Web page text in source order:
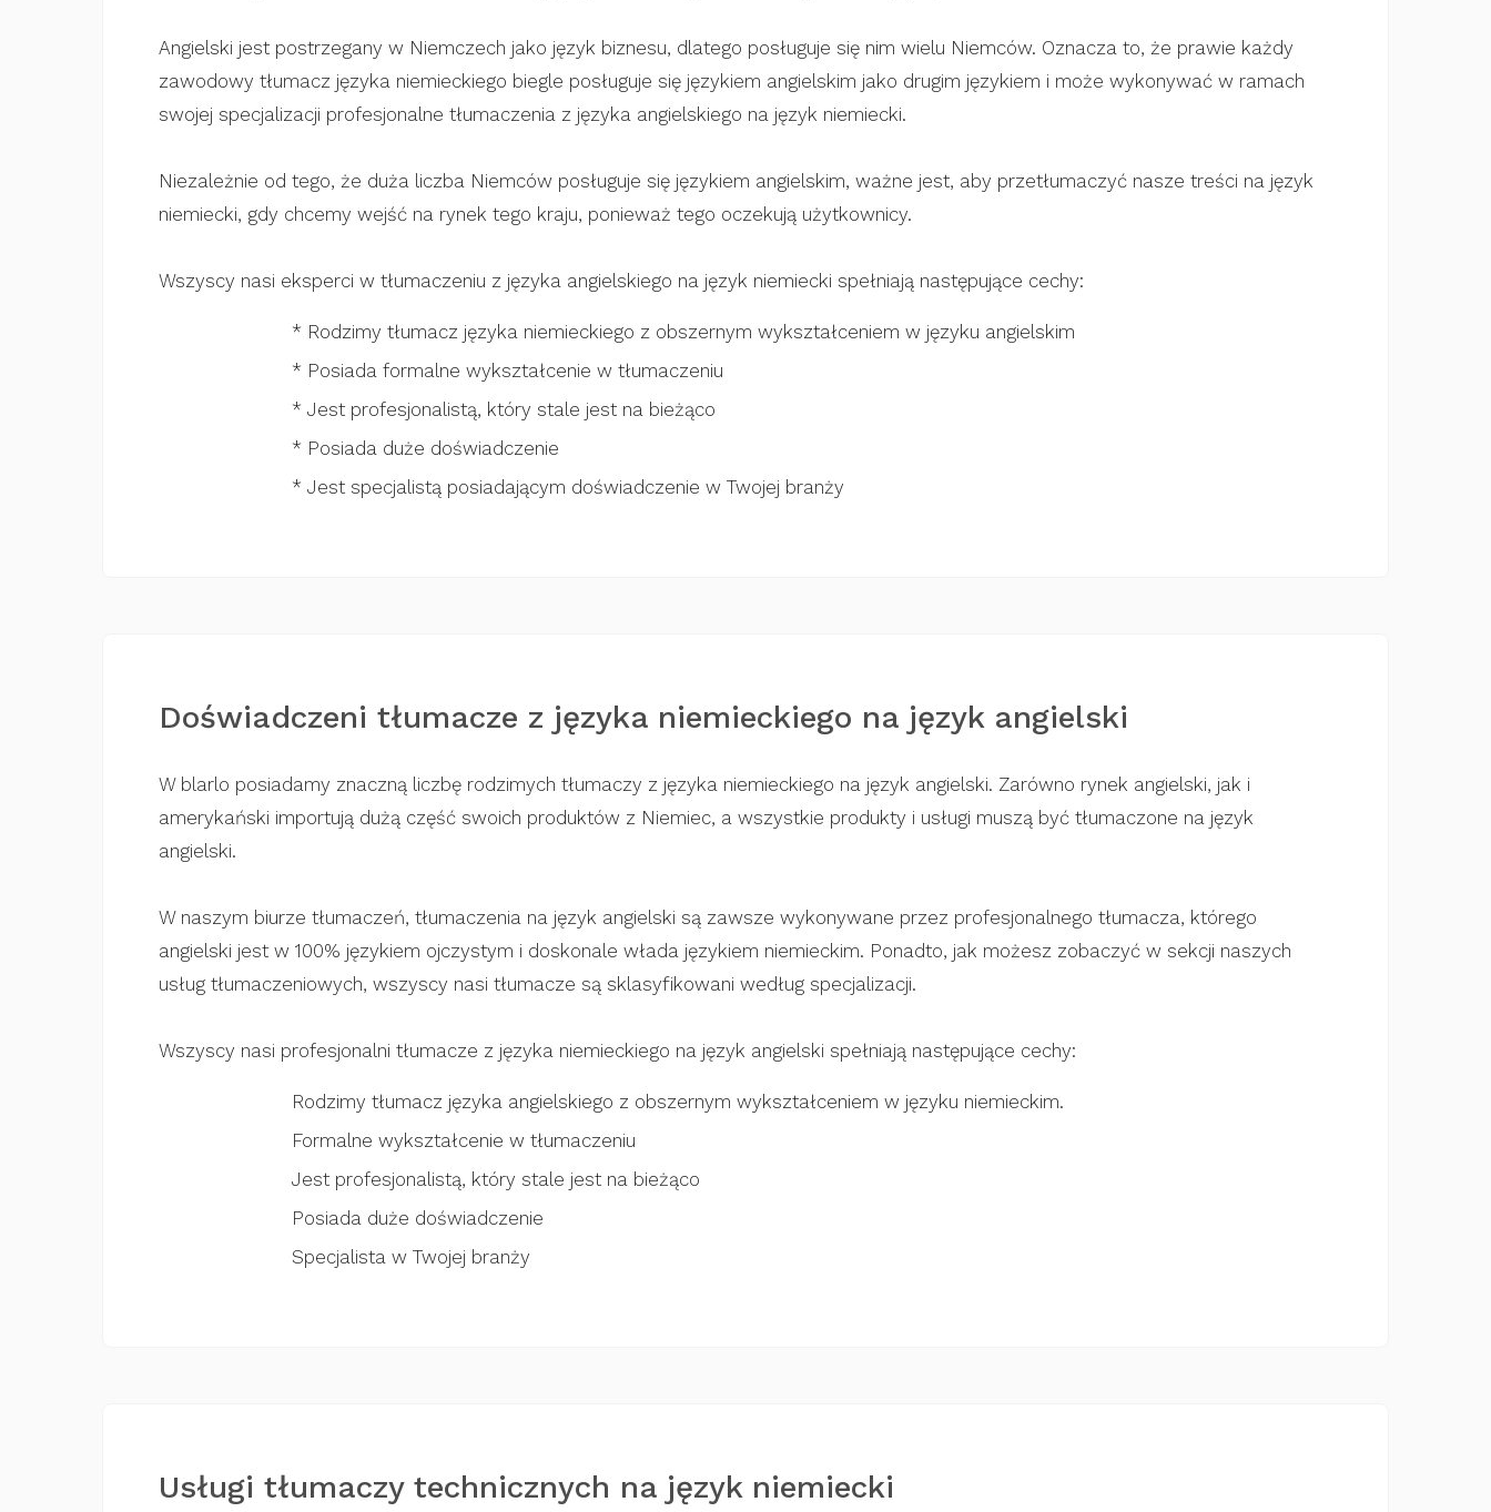
Angielski jest postrzegany w Niemczech jako język biznesu, dlatego posługuje się nim wielu Niemców. Oznacza to, że prawie każdy
zawodowy tłumacz języka niemieckiego biegle posługuje się językiem angielskim jako drugim językiem i może wykonywać w ramach
swojej specjalizacji profesjonalne tłumaczenia z języka angielskiego na język niemiecki.
Niezależnie od tego, że duża liczba Niemców posługuje się językiem angielskim, ważne jest, aby przetłumaczyć nasze treści na język
niemiecki, gdy chcemy wejść na rynek tego kraju, ponieważ tego oczekują użytkownicy.
Wszyscy nasi eksperci w tłumaczeniu z języka angielskiego na język niemiecki spełniają następujące cechy:
* Rodzimy tłumacz języka niemieckiego z obszernym wykształceniem w języku angielskim
* Posiada formalne wykształcenie w tłumaczeniu
* Jest profesjonalistą, który stale jest na bieżąco
* Posiada duże doświadczenie
* Jest specjalistą posiadającym doświadczenie w Twojej branży
Doświadczeni tłumacze z języka niemieckiego na język angielski
W blarlo posiadamy znaczną liczbę rodzimych tłumaczy z języka niemieckiego na język angielski. Zarówno rynek angielski, jak i
amerykański importują dużą część swoich produktów z Niemiec, a wszystkie produkty i usługi muszą być tłumaczone na język
angielski.
W naszym biurze tłumaczeń, tłumaczenia na język angielski są zawsze wykonywane przez profesjonalnego tłumacza, którego
angielski jest w 100% językiem ojczystym i doskonale włada językiem niemieckim. Ponadto, jak możesz zobaczyć w sekcji naszych
usług tłumaczeniowych, wszyscy nasi tłumacze są sklasyfikowani według specjalizacji.
Wszyscy nasi profesjonalni tłumacze z języka niemieckiego na język angielski spełniają następujące cechy:
Rodzimy tłumacz języka angielskiego z obszernym wykształceniem w języku niemieckim.
Formalne wykształcenie w tłumaczeniu
Jest profesjonalistą, który stale jest na bieżąco
Posiada duże doświadczenie
Specjalista w Twojej branży
Usługi tłumaczy technicznych na język niemiecki